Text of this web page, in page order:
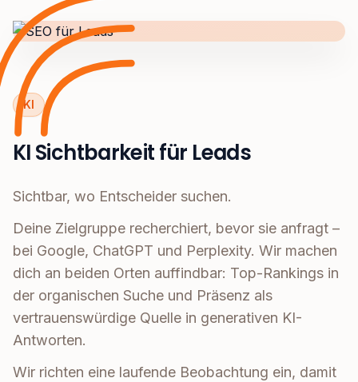
KI
KI Sichtbarkeit für Leads
Sichtbar, wo Entscheider suchen.
Deine Zielgruppe recherchiert, bevor sie anfragt –
bei Google, ChatGPT und Perplexity. Wir machen
dich an beiden Orten auffindbar: Top-Rankings in
der organischen Suche und Präsenz als
vertrauenswürdige Quelle in generativen KI-
Antworten.
Wir richten eine laufende Beobachtung ein, damit